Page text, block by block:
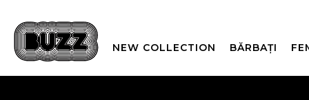
NEW COLLECTION BĂRBAȚI